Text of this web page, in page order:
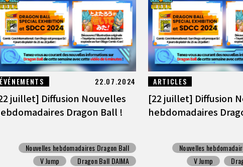
ÉVÉNEMENTS 22.07.2024
juillet] Diffusion Nouvelles
Dragon Ball !
Nouvelles hebdomadaires Dragon Ball
V Jump
Dragon Ball DAIMA
ARTICLES
[22 juillet] Diffusion
hebdomadaires
Nouvelles
V Jump